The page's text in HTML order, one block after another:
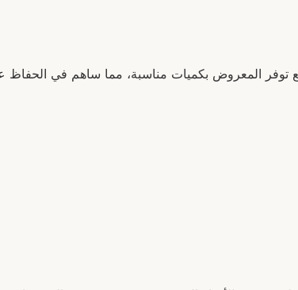
توفر المعروض بكميات مناسبة، مما ساهم في الحفاظ